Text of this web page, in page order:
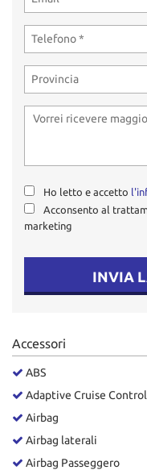
Ho letto e accetto
Acconsento al
marketing
INVIA
Accessori
ABS
Adaptive Cruise Control
Airbag
Airbag laterali
Airbag Passeggero
Cookie delle
Cookie di
cookie
Salva
impostazioni